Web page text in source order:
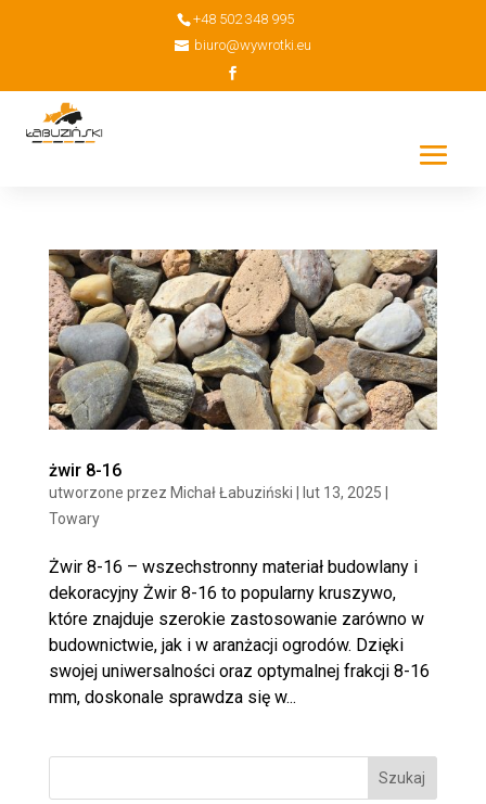
+48 502 348 995
biuro@wywrotki.eu
żwir 8-16
utworzone przez Michał Łabuziński lut 13, 2025
Towary
Żwir 8-16 – wszechstronny materiał budowlany i
dekoracyjny Żwir 8-16 to popularny kruszywo,
które znajduje szerokie zastosowanie zarówno w
budownictwie, jak i w aranżacji ogrodów. Dzięki
swojej uniwersalności oraz optymalnej frakcji 8-16
mm, doskonale sprawdza się w...
Szukaj